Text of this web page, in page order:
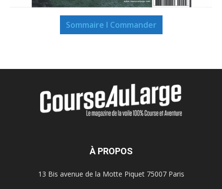
Sommaire I Commander
À PROPOS
13 Bis avenue de la Motte Piquet 75007 Paris